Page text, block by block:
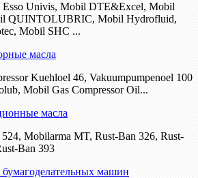
Esso Univis, Mobil DTE&Excel, Mobil
QUINTOLUBRIC, Mobil Hydrofluid,
Mobil SHC ...
масла
Kuehloel 46, Vakuumpumpenoel 100
Mobil Gas Compressor Oil...
масла
Mobilarma MT, Rust-Ban 326, Rust-
Ban 393
машин